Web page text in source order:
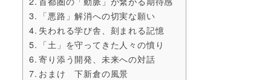
「悪路」解消への切実な願い
失われる学び舎、刻まれる記憶
「土」を守ってきた人々の憤り
寄り添う開発、未来への対話
おまけ 下新倉の風景